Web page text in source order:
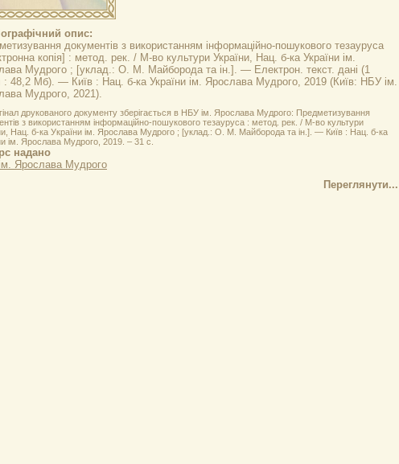
опис:
документів з використанням інформаційно-пошукового тезауруса
копія] : метод. рек. / М-во культури України, Нац. б-ка України ім.
Мудрого ; [уклад.: О. М. Майборода та ін.]. — Електрон. текст. дані (1
48,2 Мб). — Київ : Нац. б-ка України ім. Ярослава Мудрого, 2019 (Київ: НБУ ім.
Мудрого, 2021).
друкованого документу зберігається в НБУ ім. Ярослава Мудрого: Предметизування
з використанням інформаційно-пошукового тезауруса : метод. рек. / М-во культури
Нац. б-ка України ім. Ярослава Мудрого ; [уклад.: О. М. Майборода та ін.]. — Київ : Нац. б-ка
ім. Ярослава Мудрого, 2019. – 31 с.
надано
Ярослава Мудрого
Переглянути...